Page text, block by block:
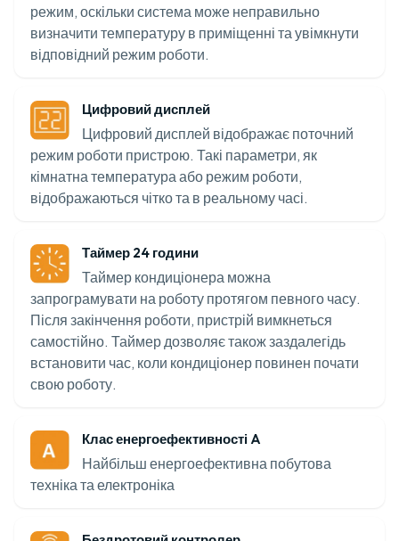
режим, оскільки система може неправильно
визначити температуру в приміщенні та увімкнути
відповідний режим роботи.
Цифровий дисплей
Цифровий дисплей відображає поточний
режим роботи пристрою. Такі параметри, як
кімнатна температура або режим роботи,
відображаються чітко та в реальному часі.
Таймер 24 години
Таймер кондиціонера можна
запрограмувати на роботу протягом певного часу.
Після закінчення роботи, пристрій вимкнеться
самостійно. Таймер дозволяє також заздалегідь
встановити час, коли кондиціонер повинен почати
свою роботу.
Клас енергоефективності A
Найбільш енергоефективна побутова
техніка та електроніка